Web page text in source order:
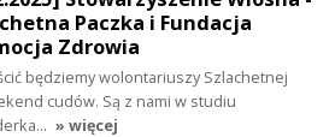
Paczka i Fundacja
Zdrowia
będziemy wolontariuszy Szlachetnej
cudów. Są z nami w studiu
» więcej